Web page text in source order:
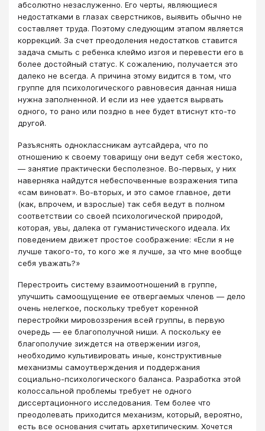
абсолютно незаслуженно. Его черты, являющиеся
недостатками в глазах сверстников, выявить обычно не
составляет труда. Поэтому следующим этапом является
коррекций. За счет преодоления недостатков ставится
задача смыть с ребенка клеймо изгоя и перевести его в
более достойный статус. К сожалению, получается это
далеко не всегда. А причина этому видится в том, что
группе для психологического равновесия данная ниша
нужна заполненной. И если из нее удается вырвать
одного, то рано или поздно в нее будет втиснут кто-то
другой.
Разъяснять одноклассникам аутсайдера, что по
отношению к своему товарищу они ведут себя жестоко,
— занятие практически бесполезное. Во-первых, у них
наверняка найдутся небеспочвенные возражения типа
«сам виноват». Во-вторых, и это самое главное, дети
(как, впрочем, и взрослые) так себя ведут в полном
соответствии со своей психологической природой,
которая, увы, далека от гуманистического идеала. Их
поведением движет простое соображение: «Если я не
лучше такого-то, то кого же я лучше, за что мне вообще
себя уважать?»
Перестроить систему взаимоотношений в группе,
улучшить самоощущение ее отвергаемых членов — дело
очень нелегкое, поскольку требует коренной
перестройки мировоззрения всей группы, в первую
очередь — ее благополучной ниши. А поскольку ее
благополучие зиждется на отвержении изгоя,
необходимо культивировать иные, конструктивные
механизмы самоутверждения и поддержания
социально-психологического баланса. Разработка этой
колоссальной проблемы требует не одного
диссертационного исследования. Тем более что
преодолевать приходится механизм, который, вероятно,
есть все основания считать архетипическим. Хочется